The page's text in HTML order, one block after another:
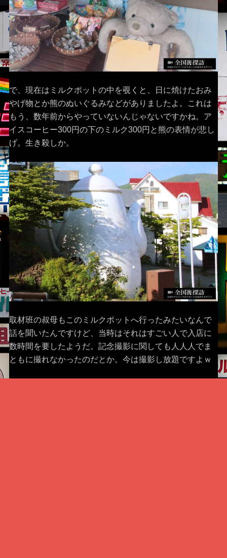
で、現在はミルクポットの中を覗くと、日に焼けたおみ
やげ物とか熊のぬいぐるみなどがありましたよ。これは
もう、数年前からやっていないんじゃないですかね。ア
イスコーヒー300円の下のミルク300円と熊の表情が悲し
げ。生き殺しか。
取材班の叔母もこのミルクポットへ行ったみたいなんで
話を聞いたんですけど、当時はそれはすごい人で入店に
数時間を要したようだ。記念撮影に関しても人人人でま
ともに撮れなかったのだとか。今は撮影し放題ですよｗ